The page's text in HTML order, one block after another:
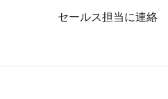
セールス担当に連絡